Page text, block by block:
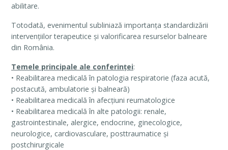
abilitare.
Totodată, evenimentul subliniază importanța standardizării
intervențiilor terapeutice și valorificarea resurselor balneare
din România.
Temele principale ale conferinței:
• Reabilitarea medicală în patologia respiratorie (faza acută,
postacută, ambulatorie și balneară)
• Reabilitarea medicală în afecțiuni reumatologice
• Reabilitarea medicală în alte patologii: renale,
gastrointestinale, alergice, endocrine, ginecologice,
neurologice, cardiovasculare, posttraumatice și
postchirurgicale